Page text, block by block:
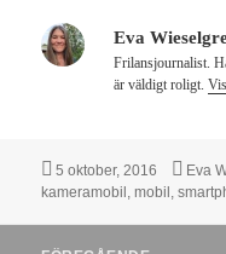
Eva
Frilansjournalist.
är väldigt roligt.
Postat
5 oktober, 2016 Eva
kameramobil ,mobil ,